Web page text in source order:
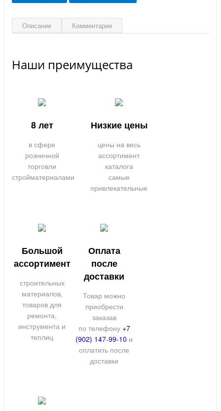
Описание Комментарии
Наши преимущества
8 лет
в сфере
розничной
торговли
стройматериалами
Низкие цены
цены на весь
ассортимент
каталога
самые
привлекательные
Большой
ассортимент
строительных
материалов,
товаров для
ремонта,
инструмента и
теплиц
Оплата
после
доставки
Товар можно
приобрести
заказав
по телефону +7
(902) 147-99-10 и
оплатить после
доставки